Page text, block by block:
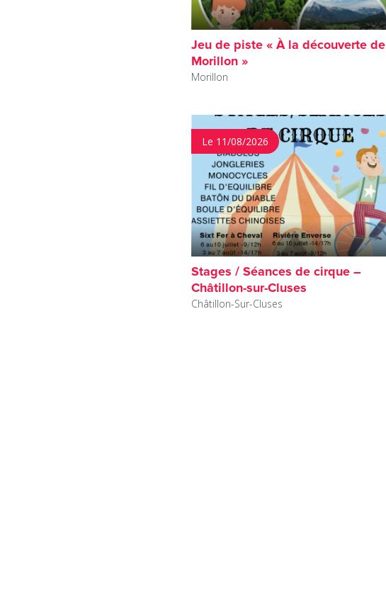
Jeu de piste « À la découverte de
Morillon »
Morillon
Le 11/08/2026
Stages / Séances de cirque –
Châtillon-sur-Cluses
Châtillon-Sur-Cluses